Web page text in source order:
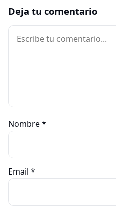
Deja tu comentario
Comentario
Nombre*
Email *